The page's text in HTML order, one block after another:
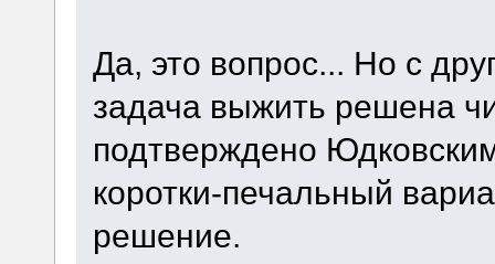
Да, это вопрос... Но с
задача выжить решена
подтверждено
коротки-печальный
решение.